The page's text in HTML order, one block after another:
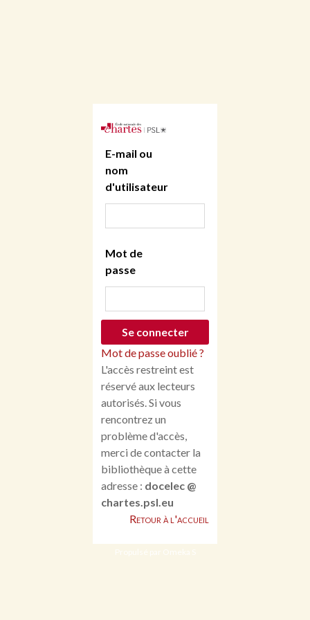
E-mail ou
nom
d'utilisateur
Mot de
passe
Mot de passe oublié ?
L'accès restreint est
réservé aux lecteurs
autorisés. Si vous
rencontrez un
problème d'accès,
merci de contacter la
bibliothèque à cette
adresse : docelec @
chartes.psl.eu
Retour à l'accueil
Propulsé par Omeka S